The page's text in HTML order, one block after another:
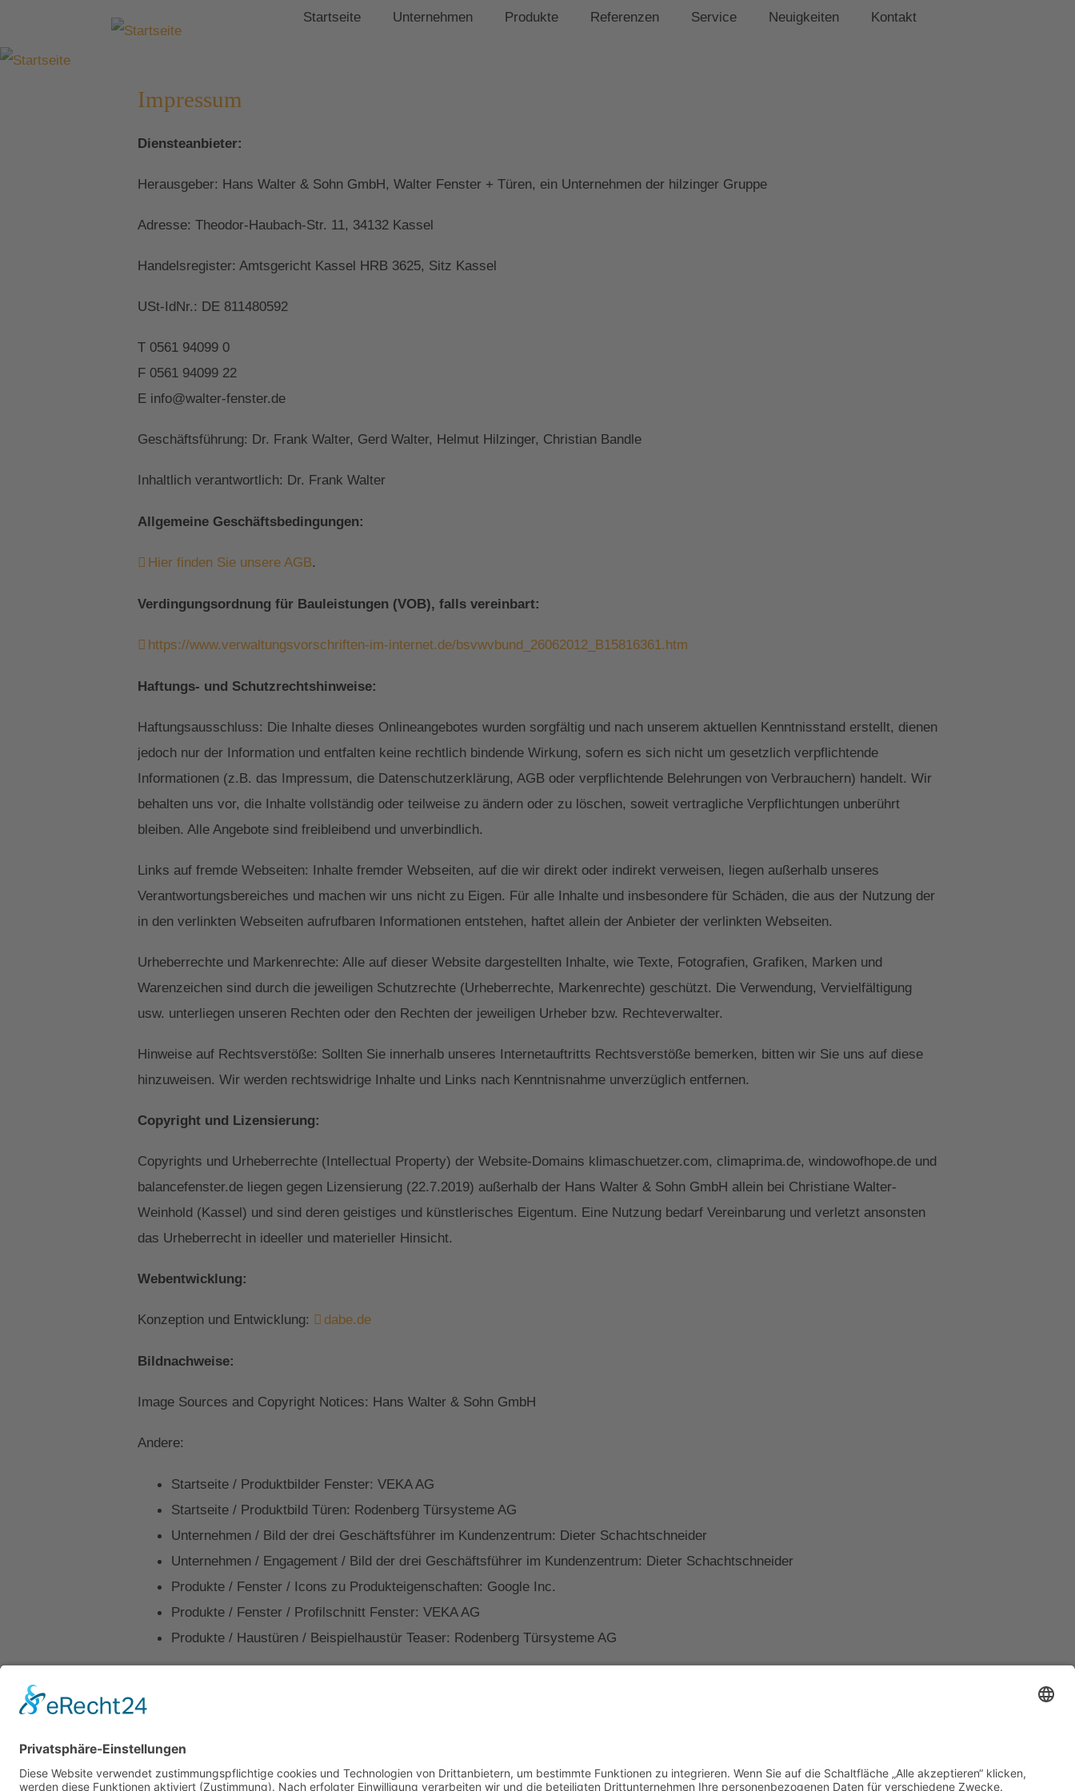
Startseite Unternehmen Produkte Referenzen Service Neuigkeiten Kontakt
Impressum
Diensteanbieter:
Herausgeber: Hans Walter & Sohn GmbH, Walter Fenster + Türen, ein Unternehmen der hilzinger Gruppe
Adresse: Theodor-Haubach-Str. 11, 34132 Kassel
Handelsregister: Amtsgericht Kassel HRB 3625, Sitz Kassel
USt-IdNr.: DE 811480592
T 0561 94099 0
F 0561 94099 22
E info@walter-fenster.de
Geschäftsführung: Dr. Frank Walter, Gerd Walter, Helmut Hilzinger, Christian Bandle
Inhaltlich verantwortlich: Dr. Frank Walter
Allgemeine Geschäftsbedingungen:
Hier finden Sie unsere AGB.
Verdingungsordnung für Bauleistungen (VOB), falls vereinbart:
https://www.verwaltungsvorschriften-im-internet.de/bsvwvbund_26062012_B15816361.htm
Haftungs- und Schutzrechtshinweise:
Haftungsausschluss: Die Inhalte dieses Onlineangebotes wurden sorgfältig und nach unserem aktuellen Kenntnisstand erstellt, dienen
jedoch nur der Information und entfalten keine rechtlich bindende Wirkung, sofern es sich nicht um gesetzlich verpflichtende
Informationen (z.B. das Impressum, die Datenschutzerklärung, AGB oder verpflichtende Belehrungen von Verbrauchern) handelt. Wir
behalten uns vor, die Inhalte vollständig oder teilweise zu ändern oder zu löschen, soweit vertragliche Verpflichtungen unberührt
bleiben. Alle Angebote sind freibleibend und unverbindlich.
Links auf fremde Webseiten: Inhalte fremder Webseiten, auf die wir direkt oder indirekt verweisen, liegen außerhalb unseres
Verantwortungsbereiches und machen wir uns nicht zu Eigen. Für alle Inhalte und insbesondere für Schäden, die aus der Nutzung der
in den verlinkten Webseiten aufrufbaren Informationen entstehen, haftet allein der Anbieter der verlinkten Webseiten.
Urheberrechte und Markenrechte: Alle auf dieser Website dargestellten Inhalte, wie Texte, Fotografien, Grafiken, Marken und
Warenzeichen sind durch die jeweiligen Schutzrechte (Urheberrechte, Markenrechte) geschützt. Die Verwendung, Vervielfältigung
usw. unterliegen unseren Rechten oder den Rechten der jeweiligen Urheber bzw. Rechteverwalter.
Hinweise auf Rechtsverstöße: Sollten Sie innerhalb unseres Internetauftritts Rechtsverstöße bemerken, bitten wir Sie uns auf diese
hinzuweisen. Wir werden rechtswidrige Inhalte und Links nach Kenntnisnahme unverzüglich entfernen.
Copyright und Lizensierung:
Copyrights und Urheberrechte (Intellectual Property) der Website-Domains klimaschuetzer.com, climaprima.de, windowofhope.de und
balancefenster.de liegen gegen Lizensierung (22.7.2019) außerhalb der Hans Walter & Sohn GmbH allein bei Christiane Walter-
Weinhold (Kassel) und sind deren geistiges und künstlerisches Eigentum. Eine Nutzung bedarf Vereinbarung und verletzt ansonsten
das Urheberrecht in ideeller und materieller Hinsicht.
Webentwicklung:
Konzeption und Entwicklung: dabe.de
Bildnachweise:
Image Sources and Copyright Notices: Hans Walter & Sohn GmbH
Andere:
Startseite / Produktbilder Fenster: VEKA AG
Startseite / Produktbild Türen: Rodenberg Türsysteme AG
Unternehmen / Bild der drei Geschäftsführer im Kundenzentrum: Dieter Schachtschneider
Unternehmen / Engagement / Bild der drei Geschäftsführer im Kundenzentrum: Dieter Schachtschneider
Produkte / Fenster / Icons zu Produkteigenschaften: Google Inc.
Produkte / Fenster / Profilschnitt Fenster: VEKA AG
Produkte / Haustüren / Beispielhaustür Teaser: Rodenberg Türsysteme AG
Kontakt
Walter Fenster + Türen